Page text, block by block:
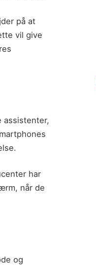
på at
vil give
assistenter,
har
når de
og